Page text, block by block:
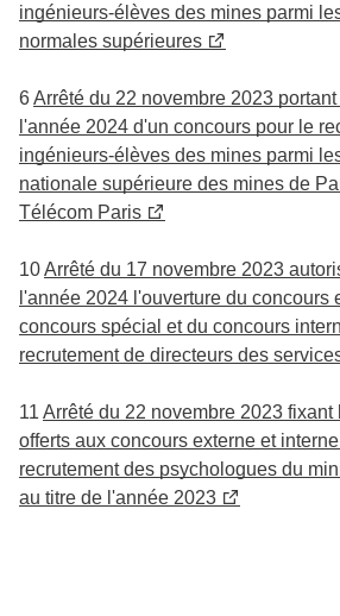
ingénieurs-élèves des mines parmi
normales supérieures
6Arrêté du 22 novembre 2023
l'année 2024 d'un concours pour le
ingénieurs-élèves des mines parmi
nationale supérieure des mines de
Télécom Paris
10Arrêté du 17 novembre 2023
l'année 2024 l'ouverture du concours
concours spécial et du concours
recrutement de directeurs des
11 Arrêté du 22 novembre 2023
offerts aux concours externe et
recrutement des psychologues du
au titre de l'année 2023